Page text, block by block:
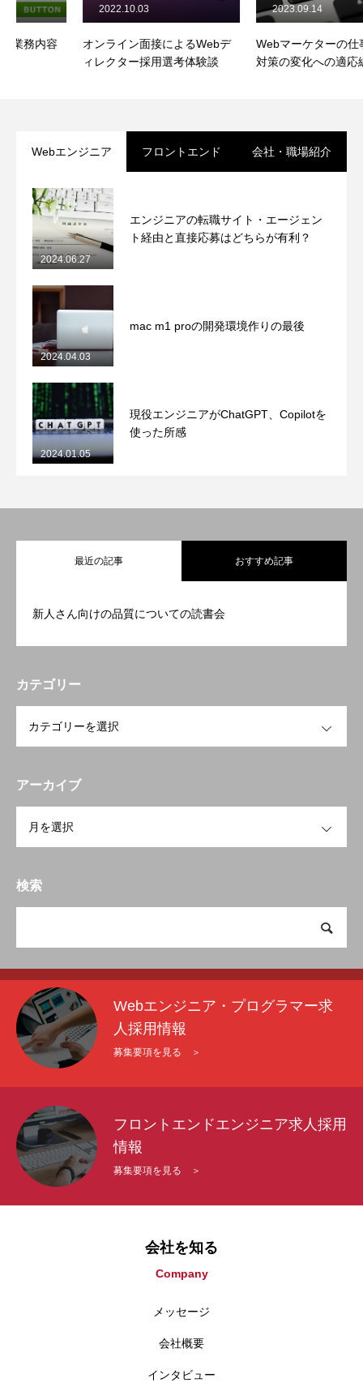
オンライン面接によるWebデ
ィレクター採用選考体験談
2022.10.03
Webマーケターの仕事～SEO
対策の変化への適応編
Webエンジニア フロントエンド 会社・職場紹介
エンジニアの転職サイト・エージェン
ト経由と直接応募はどちらが有利？
2024.06.27
mac m1 proの開発環境作りの最後
2024.04.03
現役エンジニアがChatGPT、Copilotを
使った所感
2024.01.05
最近の記事 おすすめ記事
新人さん向けの品質についての読書会
カテゴリー
アーカイブ
検索
Webエンジニア・プログラマー求
人採用情報
募集要項を見る ＞
フロントエンドエンジニア求人採用
情報
募集要項を見る ＞
会社を知る
Company
メッセージ
会社概要
インタビュー